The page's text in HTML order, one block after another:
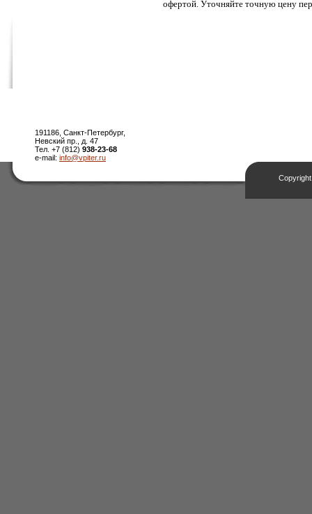
офертой. Уточняйте точную цену
191186, Санкт-Петербург,
Невский пр., д. 47
Тел. +7 (812) 938-23-68
e-mail: info@vpiter.ru